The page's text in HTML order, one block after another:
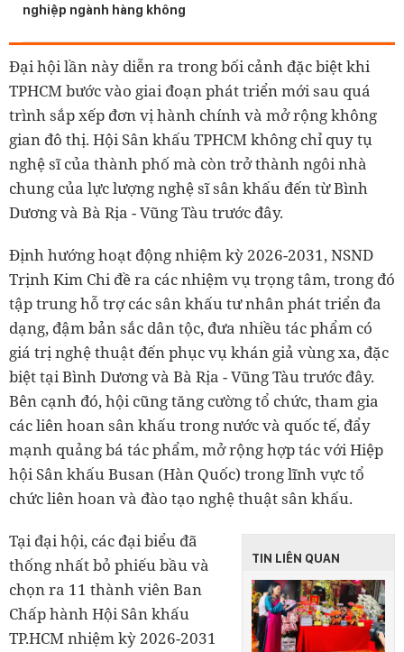
nghiệp ngành hàng không
Đại hội lần này diễn ra trong bối cảnh đặc biệt khi
TPHCM bước vào giai đoạn phát triển mới sau quá
trình sắp xếp đơn vị hành chính và mở rộng không
gian đô thị. Hội Sân khấu TPHCM không chỉ quy tụ
nghệ sĩ của thành phố mà còn trở thành ngôi nhà
chung của lực lượng nghệ sĩ sân khấu đến từ Bình
Dương và Bà Rịa - Vũng Tàu trước đây.
Định hướng hoạt động nhiệm kỳ 2026-2031, NSND
Trịnh Kim Chi đề ra các nhiệm vụ trọng tâm, trong đó
tập trung hỗ trợ các sân khấu tư nhân phát triển đa
dạng, đậm bản sắc dân tộc, đưa nhiều tác phẩm có
giá trị nghệ thuật đến phục vụ khán giả vùng xa, đặc
biệt tại Bình Dương và Bà Rịa - Vũng Tàu trước đây.
Bên cạnh đó, hội cũng tăng cường tổ chức, tham gia
các liên hoan sân khấu trong nước và quốc tế, đẩy
mạnh quảng bá tác phẩm, mở rộng hợp tác với Hiệp
hội Sân khấu Busan (Hàn Quốc) trong lĩnh vực tổ
chức liên hoan và đào tạo nghệ thuật sân khấu.
TIN LIÊN QUAN
Tại đại hội, các đại biểu đã
thống nhất bỏ phiếu bầu và
chọn ra 11 thành viên Ban
Chấp hành Hội Sân khấu
TP.HCM nhiệm kỳ 2026-2031